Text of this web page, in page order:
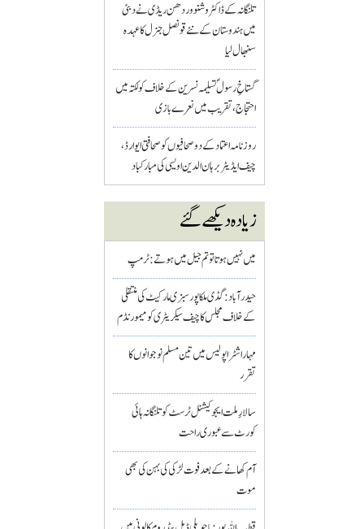
تلنگانہ کے ڈاکٹر وشنو وردھن ریڈی نے دبئی
میں ہندوستان کے نئے قونصل جنرل کا عہدہ
سنبھال لیا
گستاخِ رسولؐ تسلیمہ نسرین کے خلاف کولکتہ میں
احتجاج، تقریب میں نعرے بازی
روزنامہ اعتماد کے دو صحافیوں کو صحافتی ایوارڈ،
چیف ایڈیٹر برہان الدین اویسی کی مبارکباد
زیادہ دیکھے گئے
میں نہیں ہوتا تو تم جیل میں ہوتے : ٹرمپ
حیدرآباد: گڈی ملکاپور سبزی مارکیٹ کی منتقلی
کے خلاف مجلس کا چیف سیکریٹری کو میمورنڈم
مہاراشٹرا پولیس میں تین مسلم نو جوانوں کا
تقرر
سالارِ ملت ایجوکیشنل ٹرسٹ کو تلنگانہ ہائی
کورٹ سے عبوری راحت
آم کھانے کے بعد فوت لڑکی کی بہن کی بھی
موت